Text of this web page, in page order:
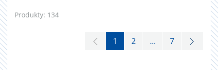
Produkty: 134
1 2 ... 7